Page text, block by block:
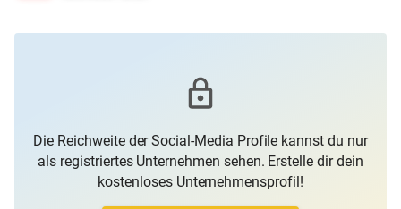
Die Reichweite der Social-Media Profile kannst du nur
als registriertes Unternehmen sehen. Erstelle dir dein
kostenloses Unternehmensprofil!